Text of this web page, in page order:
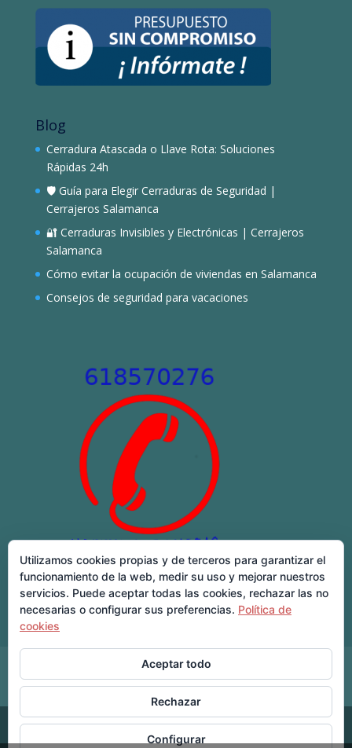
Blog
Cerradura Atascada o Llave Rota: Soluciones
Rápidas 24h
🛡️ Guía para Elegir Cerraduras de Seguridad |
Cerrajeros Salamanca
🔐 Cerraduras Invisibles y Electrónicas | Cerrajeros
Salamanca
Cómo evitar la ocupación de viviendas en Salamanca
Consejos de seguridad para vacaciones
Nosotros
Cerrajeros 24 horas
Servicios
Localidades Blog Contacto
Utilizamos cookies propias y de terceros para garantizar el
funcionamiento de la web, medir su uso y mejorar nuestros
servicios. Puede aceptar todas las cookies, rechazar las no
necesarias o configurar sus preferencias. Política de
cookies
Aceptar todo
Rechazar
Configurar